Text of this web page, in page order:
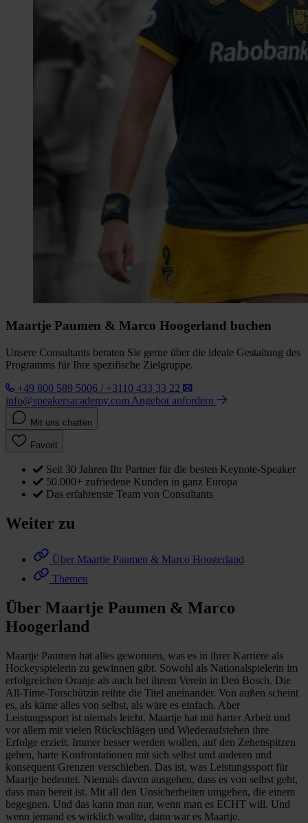
Maartje Paumen & Marco Hoogerland buchen
Unsere Consultants beraten Sie gerne über die ideale Gestaltung des
Programms für Ihre spezifische Zielgruppe.
+49 800 589 5006 / +3110 433 33 22
info@speakersacademy.com Angebot anfordern
Mit uns chatten
Favorit
Seit 30 Jahren Ihr Partner für die besten Keynote-Speaker
50.000+ zufriedene Kunden in ganz Europa
Das erfahrenste Team von Consultants
Weiter zu
Über Maartje Paumen & Marco Hoogerland
Themen
Über Maartje Paumen & Marco
Hoogerland
Maartje Paumen hat alles gewonnen, was es in ihrer Karriere als
Hockeyspielerin zu gewinnen gibt. Sowohl als Nationalspielerin im
erfolgreichen Oranje als auch bei ihrem Verein in Den Bosch. Die
All-Time-Torschützin reihte die Titel aneinander. Von außen scheint
es, als käme alles von selbst, als wäre es einfach. Aber
Leistungssport ist niemals leicht. Maartje hat mit harter Arbeit und
vor allem mit vielen Rückschlägen und Wiederaufstehen ihre
Erfolge erzielt. Immer besser werden wollen, auf den Zehenspitzen
gehen, harte Konfrontationen mit sich selbst und anderen und
konsequent Grenzen verschieben. Das ist, was Leistungssport für
Maartje bedeutet. Niemals davon ausgehen, dass es von selbst geht,
dass man bereit ist. Mit all den Unsicherheiten umgehen, die einem
begegnen. Und das kann man nur, wenn man es ECHT will. Und
wenn jemand es wirklich wollte, dann war es Maartje.